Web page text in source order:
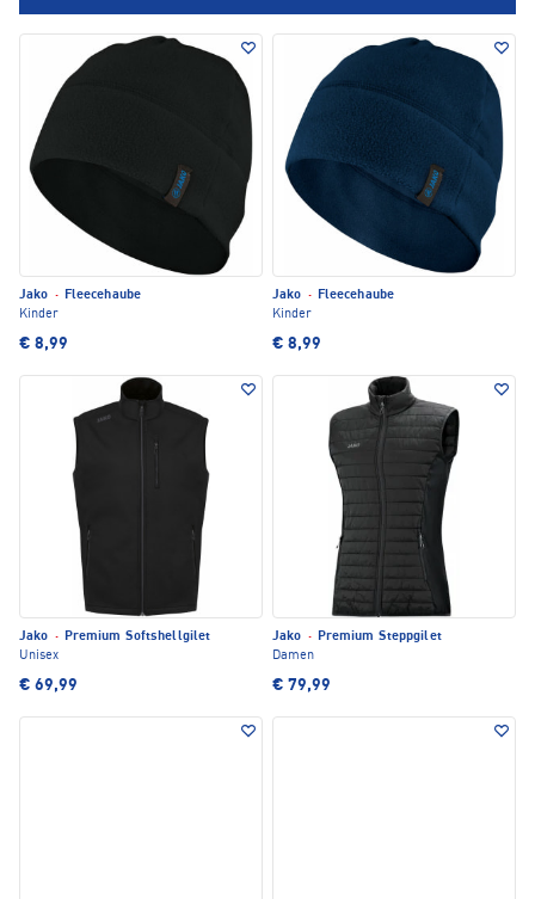
Jako · Fleecehaube
Kinder
€ 8,99
Jako · Fleecehaube
Kinder
€ 8,99
Jako · Premium Softshellgilet
Unisex
€ 69,99
Jako · Premium Steppgilet
Damen
€ 79,99